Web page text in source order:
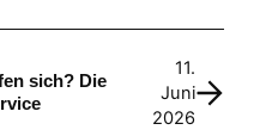
sich? Die
11.
Juni
2026